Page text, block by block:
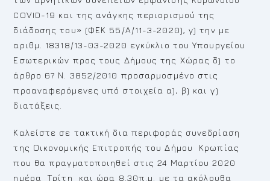
COVID-19 και της ανάγκης περιορισμού της
διάδοσης του» (ΦΕΚ 55/Α/11-3-2020), γ) την με
αριθμ. 18318/13-03-2020 εγκύκλιο του Υπουργείου
Εσωτερικών προς τους Δήμους της Χώρας δ) το
άρθρο 67 Ν. 3852/2010 προσαρμοσμένο στις
προαναφερόμενες υπό στοιχεία α), β) και γ)
διατάξεις.
Καλείστε σε τακτική δια περιφοράς συνεδρίαση
της Οικονομικής Επιτροπής του Δήμου Κρωπίας
που θα πραγματοποιηθεί στις 24 Μαρτίου 2020
ημέρα Τρίτη και ώρα 8.30π.μ. με τα ακόλουθα